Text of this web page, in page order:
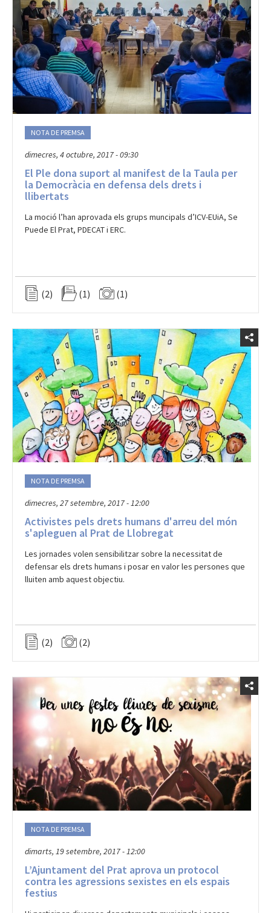
dimecres, 4 octubre, 2017 - 09:30
El Ple dona suport al manifest de la Taula per
la Democràcia en defensa dels drets i
llibertats
La moció l’han aprovada els grups muncipals d’ICV-EUiA, Se
Puede El Prat, PDECAT i ERC.
(2) (1) (1)
dimecres, 27 setembre, 2017 - 12:00
Activistes pels drets humans d'arreu del món
s'apleguen al Prat de Llobregat
Les jornades volen sensibilitzar sobre la necessitat de
defensar els drets humans i posar en valor les persones que
lluiten amb aquest objectiu.
(2) (2)
dimarts, 19 setembre, 2017 - 12:00
L’Ajuntament del Prat aprova un protocol
contra les agressions sexistes en els espais
festius
Hi participen diversos departaments municipals i cossos